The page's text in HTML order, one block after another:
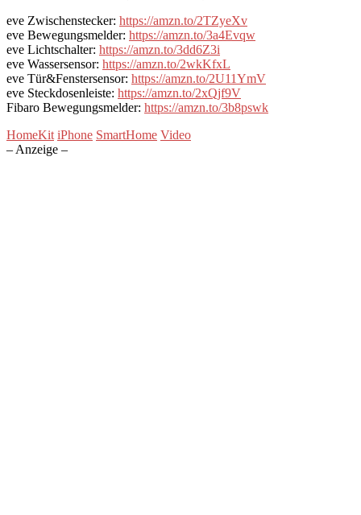
eve Zwischenstecker: https://amzn.to/2TZyeXv
eve Bewegungsmelder: https://amzn.to/3a4Evqw
eve Lichtschalter: https://amzn.to/3dd6Z3i
eve Wassersensor: https://amzn.to/2wkKfxL
eve Tür&Fenstersensor: https://amzn.to/2U11YmV
eve Steckdosenleiste: https://amzn.to/2xQjf9V
Fibaro Bewegungsmelder: https://amzn.to/3b8pswk
HomeKit iPhone SmartHome Video
– Anzeige –